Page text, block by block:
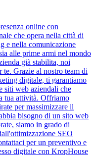
online con
che opera nella città di
e nella comunicazione
alle prime armi nel mondo
già stabilita, noi
te. Grazie al nostro team di
digitale, ti garantiamo
siti web aziendali che
tua attività. Offriamo
per massimizzare il
bisogno di un sito web
siamo in grado di
SEO
per un preventivo e
digitale con KropHouse